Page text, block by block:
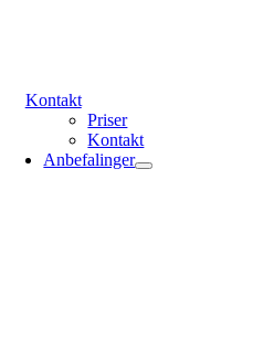
Kontakt
Priser
Kontakt
Anbefalinger